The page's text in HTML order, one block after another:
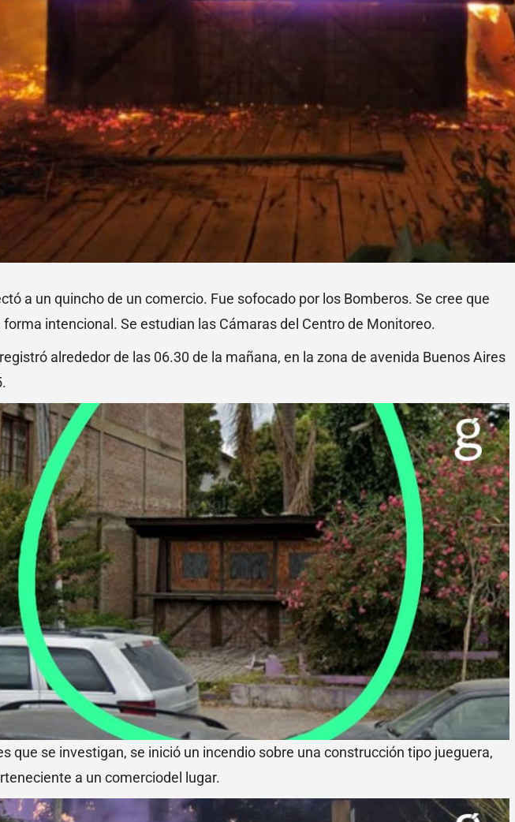
a un quincho de un comercio. Fue sofocado por los Bomberos. Se cree que
intencional. Se estudian las Cámaras del Centro de Monitoreo.
alrededor de las 06.30 de la mañana, en la zona de avenida Buenos Aires
que se investigan, se inició un incendio sobre una construcción tipo jueguera,
a un comerciodel lugar.